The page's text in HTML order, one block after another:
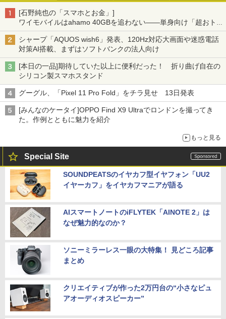
[石野純也の「スマホとお金」]
ワイモバイルはahamo 40GBを追わない――単身向け「超おトク
割」の安さと1年限定の注意点
シャープ「AQUOS wish6」発表、120Hz対応大画面や迷惑電話
対策AI搭載、まずはソフトバンクの法人向け
[本日の一品]期待していた以上に便利だった！ 折り曲げ自在の
シリコン製スマホスタンド
グーグル、「Pixel 11 Pro Fold」をチラ見せ 13日発表
[みんなのケータイ]OPPO Find X9 Ultraでロンドンを撮ってき
た。作例とともに魅力を紹介
もっと見る
Special Site
SOUNDPEATSのイヤカフ型イヤフォン「UU2
イヤーカフ」をイヤカフマニアが語る
AIスマートノートのiFLYTEK「AINOTE 2」は
なぜ魅力的なのか？
ソニーミラーレス一眼の大特集！ 見どころ記事
まとめ
クリエイティブが作った2万円台の“小さなピュ
アオーディオスピーカー”